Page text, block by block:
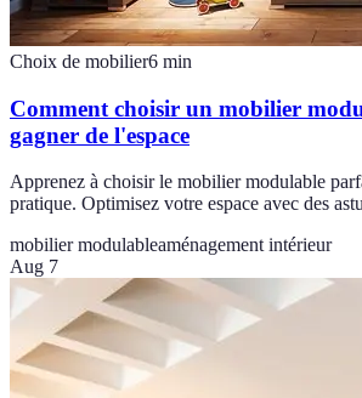
Choix de mobilier6 min
Comment choisir un mobilier
gagner de l'espace
Apprenez à choisir le mobilier modulable
pratique. Optimisez votre espace avec des
mobilier modulableaménagement intérieur
Aug 7